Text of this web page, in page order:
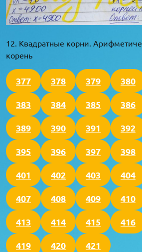
12. Квадратные корни.
корень
377 378 379 380
383 384 385 386
389 390 391 392
395 396 397 398
401 402 403 404
407 408 409 410
413 414 415 416
419 420 421